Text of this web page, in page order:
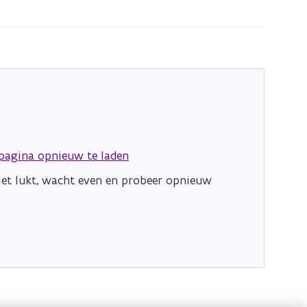
opnieuw te laden
lukt, wacht even en probeer opnieuw